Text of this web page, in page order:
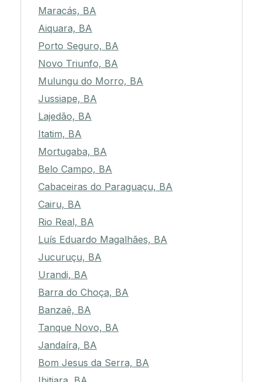
Maracás, BA
Aiquara, BA
Porto Seguro, BA
Novo Triunfo, BA
Mulungu do Morro, BA
Jussiape, BA
Lajedão, BA
Itatim, BA
Mortugaba, BA
Belo Campo, BA
Cabaceiras do Paraguaçu, BA
Cairu, BA
Rio Real, BA
Luís Eduardo Magalhães, BA
Jucuruçu, BA
Urandi, BA
Barra do Choça, BA
Banzaê, BA
Tanque Novo, BA
Jandaíra, BA
Bom Jesus da Serra, BA